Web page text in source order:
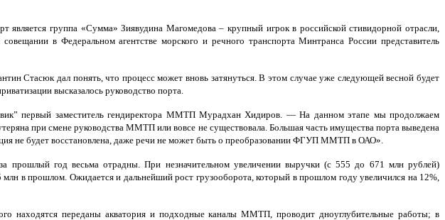
является группа «Сумма» Зиявудина Магомедова – крупный игрок в российской стивидорной отрасли,
в Федеральном агентстве морского и речного транспорта Минтранса России представитель
Стасюк дал понять, что процесс может вновь затянуться. В этом случае уже следующей весной будет
высказалось руководство порта.
первый заместитель гендиректора ММТП Мурадхан Хидиров. — На данном этапе мы продолжаем
при смене руководства ММТП или вовсе не существовала. Большая часть имущества порта выведена
не будет восстановлена, даже речи не может быть о преобразовании ФГУП ММТП в ОАО».
прошлый год весьма отрадны. При незначительном увеличении выручки (с 555 до 671 млн рублей)
в прошлом. Ожидается и дальнейший рост грузооборота, который в прошлом году увеличился на 12%,
находятся переданы акватория и подходные каналы ММТП, проводит дноуглубительные работы; в